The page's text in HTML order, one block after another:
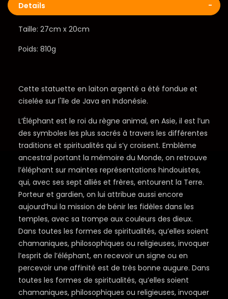
Details
Taille: 27cm x 20cm
Poids: 810g
Cette statuette en laiton argenté a été fondue et
ciselée sur l'île de Java en Indonésie.
L’Éléphant est le roi du règne animal, en Asie, il est l’un
des symboles les plus sacrés à travers les différentes
traditions et spiritualités qui s’y croisent. Emblème
ancestral portant la mémoire du Monde, on retrouve
l’éléphant sur maintes représentations hindouistes,
qui, avec ses sept alliés et frères, entourent la Terre.
Porteur et gardien, on lui attribue aussi encore
aujourd’hui la mission de bénir les fidèles dans les
temples, avec sa trompe aux couleurs des dieux.
Dans toutes les formes de spiritualités, qu’elles soient
chamaniques, philosophiques ou religieuses, invoquer
l’esprit de l’éléphant, en recevoir un signe ou en
percevoir une affinité est de très bonne augure. Dans
toutes les formes de spiritualités, qu’elles soient
chamaniques, philosophiques ou religieuses, invoquer